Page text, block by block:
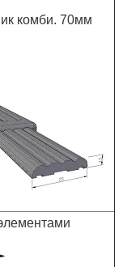
комби. 70мм